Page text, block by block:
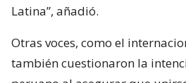
Latina”, añadió.
Otras voces, como el
también cuestionaron la